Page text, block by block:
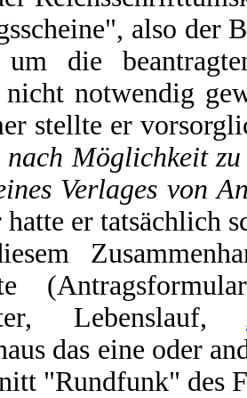
also der
um die
notwendig
stellte er
nach Möglichkeit
Verlages von
er tatsächlich
Lebenslauf,
das eine oder
"Rundfunk" des